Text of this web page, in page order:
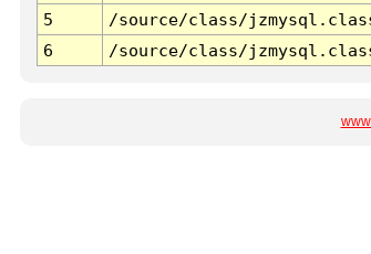
5
/source/class/
6
/source/class/